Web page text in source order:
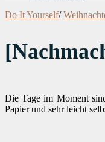
Do It Yourself/
Die Tage im Moment
Papier und sehr leicht